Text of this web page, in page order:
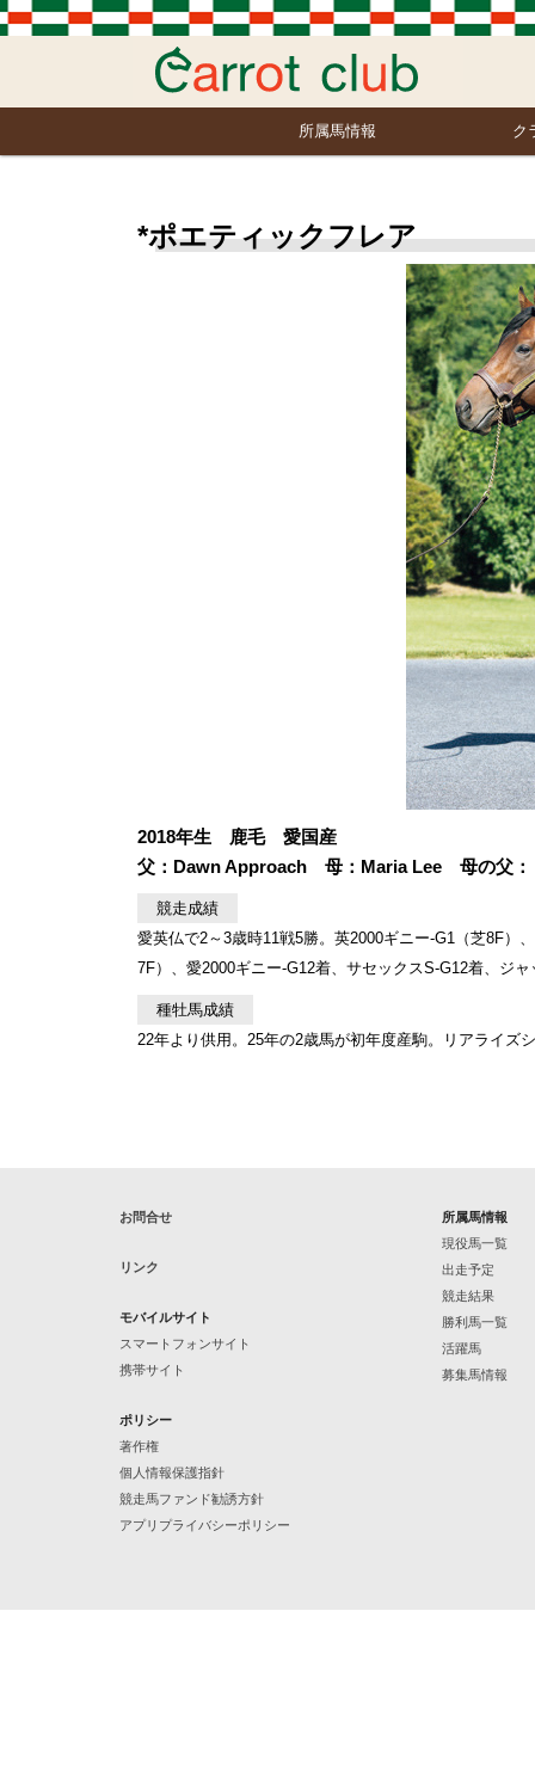
所属馬情報 ク
*ポエティックフレア
2018年生 鹿毛 愛国産
父：Dawn Approach 母：Maria Lee 母の父：
競走成績
愛英仏で2～3歳時11戦5勝。英2000ギニー-G1（芝8F）
7F）、愛2000ギニー-G12着、サセックスS-G12着、ジ
種牡馬成績
22年より供用。25年の2歳馬が初年度産駒。リアライズ
お問合せ
リンク
モバイルサイト
スマートフォンサイト
携帯サイト
ポリシー
著作権
個人情報保護指針
競走馬ファンド勧誘方針
アプリプライバシーポリシー
所属馬情報
現役馬一覧
出走予定
競走結果
勝利馬一覧
活躍馬
募集馬情報